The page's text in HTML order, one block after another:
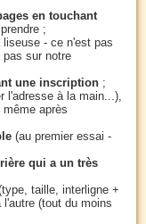
en touchant
;
liseuse - ce n'est pas
pas sur notre
une inscription ;
l'adresse à la main...),
après
(au premier essai -
qui a un très
taille, interligne +
(tout du moins